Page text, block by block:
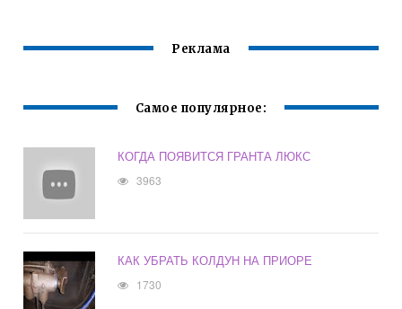
Реклама
Самое популярное:
КОГДА ПОЯВИТСЯ ГРАНТА ЛЮКС
3963
КАК УБРАТЬ КОЛДУН НА ПРИОРЕ
1730